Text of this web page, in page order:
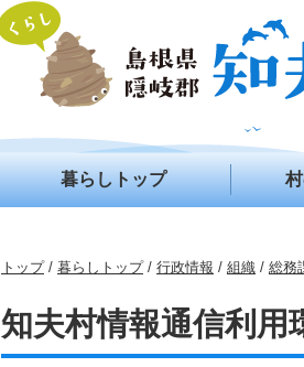
暮らしトップ
現
の
位
置：
トップ/ 暮らしトップ/ 行政情報 / 組織 / 総務
知夫村情報通信利用